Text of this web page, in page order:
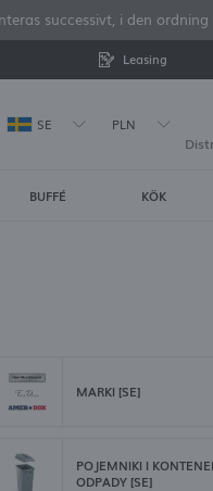
successivt, i den
Leasing
SE PLN
att ange dina uppgifter vid
BUFFÉ KÖK
MARKI [SE]
POJEMNIKI I
ODPADY [SE]